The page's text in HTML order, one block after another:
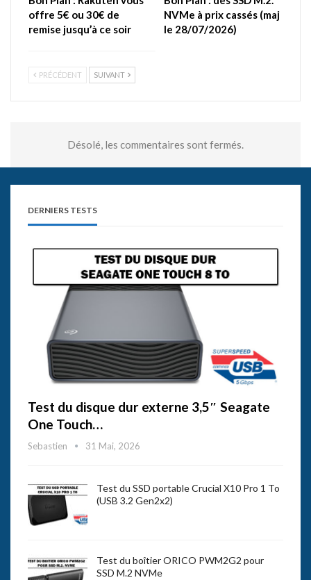
offre 5€ ou 30€ de
remise jusqu’à ce soir
NVMe à prix cassés (maj
le 28/07/2026)
PRÉCÉDENT SUIVANT
Désolé, les commentaires sont fermés.
DERNIERS TESTS
Test du disque dur externe 3,5″ Seagate
One Touch…
Sebastien 31 Mai, 2026
Test du SSD portable Crucial X10 Pro 1 To
(USB 3.2 Gen2x2)
Test du boîtier ORICO PWM2G2 pour
SSD M.2 NVMe